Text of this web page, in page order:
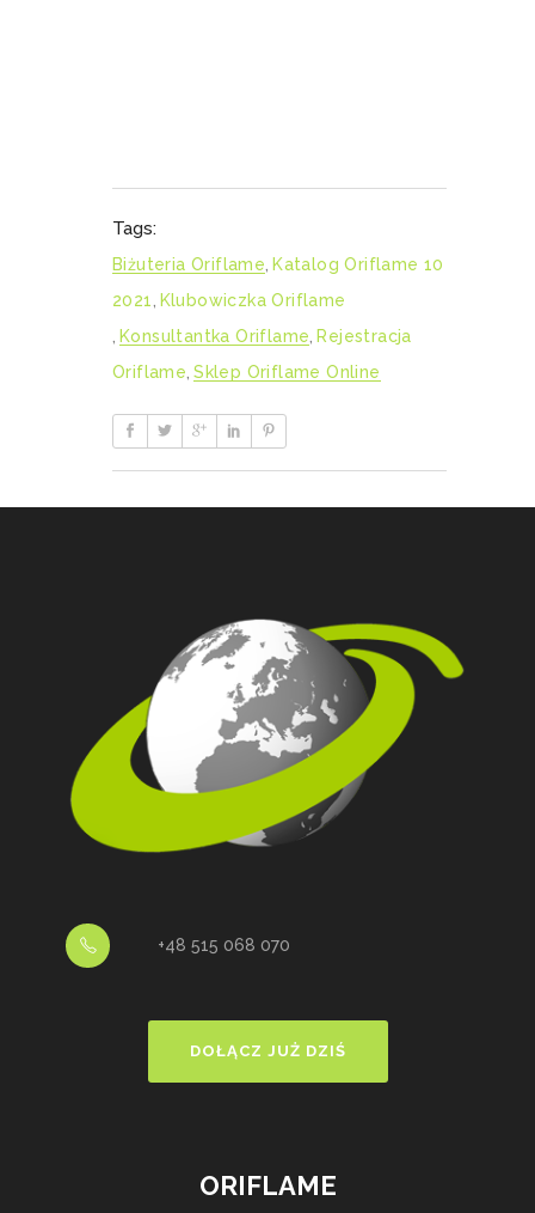
Tags:
Biżuteria Oriflame, Katalog Oriflame 10
2021, Klubowiczka Oriflame
, Konsultantka Oriflame, Rejestracja
Oriflame, Sklep Oriflame Online
+48 515 068 070
DOŁĄCZ JUŻ DZIŚ
ORIFLAME